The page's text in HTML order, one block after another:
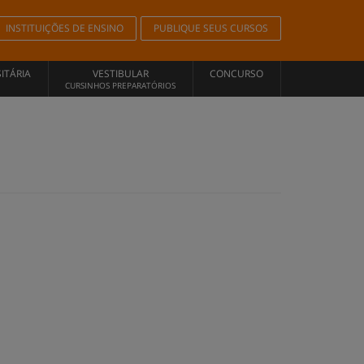
INSTITUIÇÕES DE ENSINO PUBLIQUE SEUS CURSOS
VESTIBULAR
CURSINHOS PREPARATÓRIOS
CONCURSO